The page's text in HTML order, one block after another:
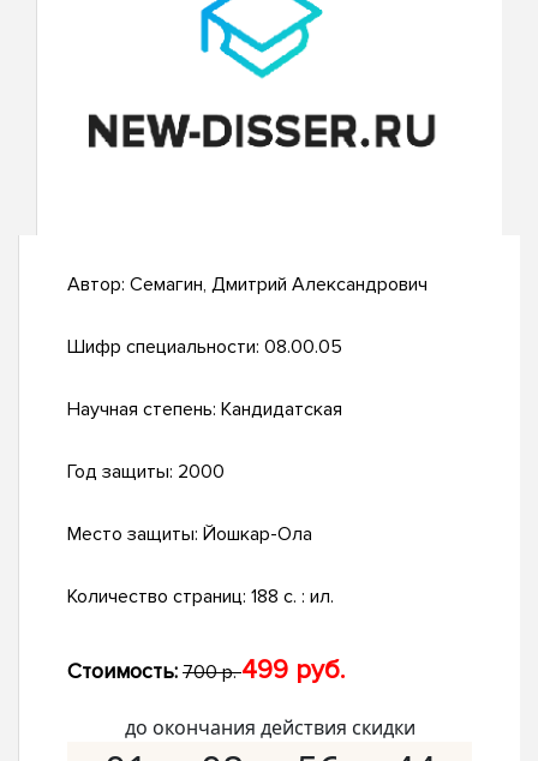
Автор: Семагин, Дмитрий Александрович
Шифр специальности: 08.00.05
Научная степень: Кандидатская
Год защиты: 2000
Место защиты: Йошкар-Ола
Количество страниц: 188 с. : ил.
Стоимость: 700 р.499 руб.
до окончания действия скидки